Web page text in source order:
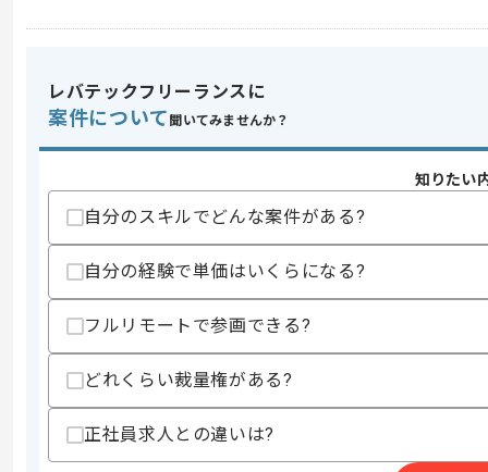
スキル
・インフラ全般の構造と技術の知見
・複数案件や複数領域を同時に束ねた経
・要求事項や前提条件の複雑な高難易
・SIerにおける大規模案件PMや責任者
スキルに不安がある方へ
その他募集要項
商談回数
レバテックフリーランスに
案件について 聞いてみませんか？
知りたい
自分のスキルでどんな案件がある?
自分の経験で単価はいくらになる?
フルリモートで参画できる?
どれくらい裁量権がある?
正社員求人との違いは?